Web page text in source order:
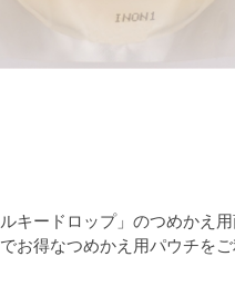
キードロップ」のつめかえ用
お得なつめかえ用パウチをご